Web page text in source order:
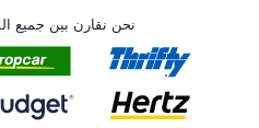
نحن نقارن بين جميع